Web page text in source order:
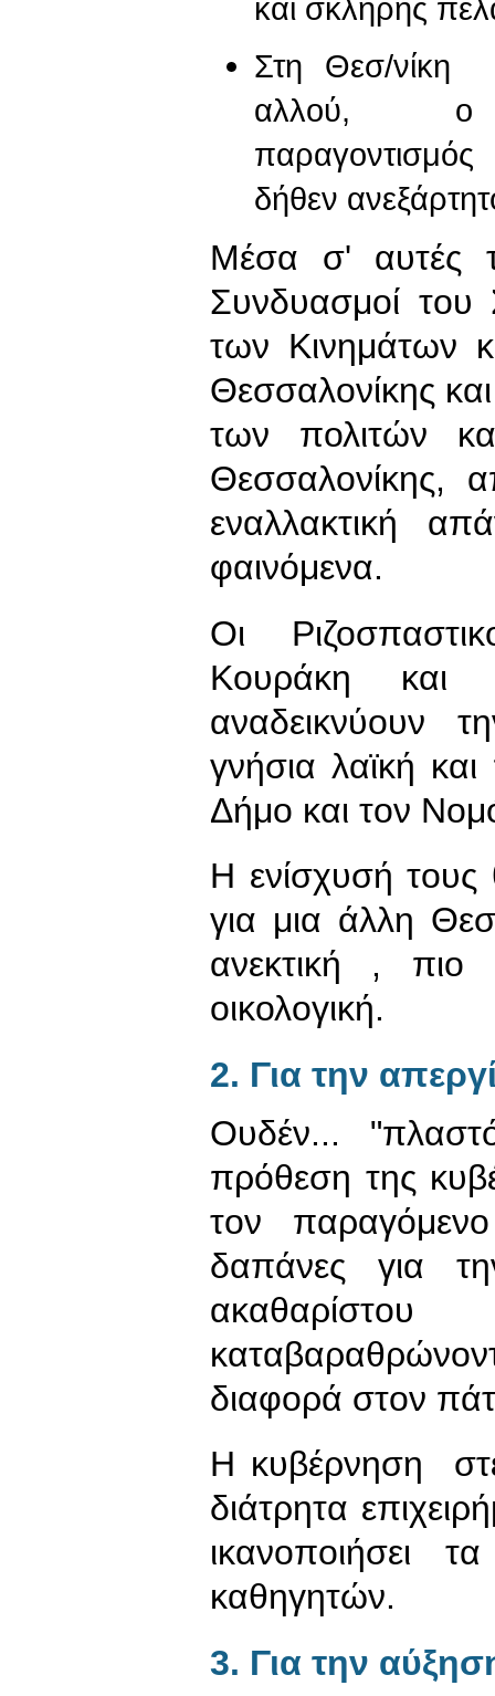
και σκληρής
Στη Θεσ/νίκη
αλλού, ο
δήθεν
Μέσα σ' αυτές
Συνδυασμοί
των Κινημάτων
Θεσσαλονίκης
των πολιτών
Θεσσαλονίκης,
εναλλακτική
φαινόμενα.
Οι
Κουράκη και
αναδεικνύουν
γνήσια λαϊκή
Δήμο και τον
Η ενίσχυσή τους
για μια άλλη
ανεκτική , πιο
οικολογική.
2. Για την
Ουδέν...
πρόθεση της
τον
δαπάνες για
διαφορά στον
Η κυβέρνηση
διάτρητα
ικανοποιήσει
καθηγητών.
3. Για την